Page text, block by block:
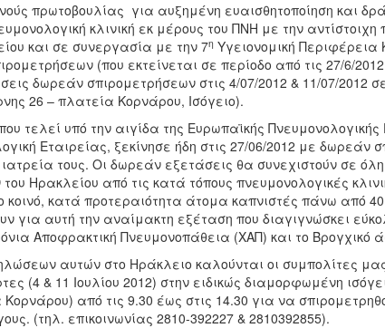
πρωτοβουλίας για αυξημένη ευαισθητοποίηση και
κλινική εκ μέρους του ΠΝΗ με την αντίστοιχη
και σε συνεργασία με την 7η Υγειονομική
(που εκτείνεται σε περίοδο από τις 27/6/
δωρεάν σπιρομετρήσεων στις 4/07/2012 & 11/07/2012
26 – πλατεία Κορνάρου, Ισόγειο).
τελεί υπό την αιγίδα της Ευρωπαϊκής Πνευμονολογικής
Εταιρείας, ξεκίνησε ήδη στις 27/06/2012 με δωρεάν
τους. Οι δωρεάν εξετάσεις θα συνεχιστούν σε
Ηρακλείου από τις κατά τόπους πνευμονολογικές
κοινό, κατά προτεραιότητα άτομα καπνιστές πάνω από
για αυτή την αναίμακτη εξέταση που διαγιγνώσκει
Αποφρακτική Πνευμονοπάθεια (ΧΑΠ) και το Βρογχικό
αυτών στο Ηράκλειο καλούνται οι συμπολίτες
(4 & 11 Ιουλίου 2012) στην ειδικώς διαμορφωμένη
από τις 9.30 έως στις 14.30 για να
(τηλ. επικοινωνίας 2810-392227 & 2810392855).